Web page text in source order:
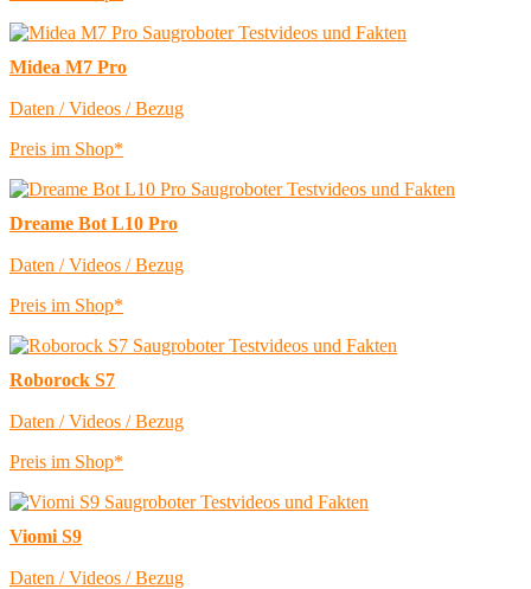
Midea M7 Pro
Daten / Videos / Bezug
Preis im Shop*
Dreame Bot L10 Pro
Daten / Videos / Bezug
Preis im Shop*
Roborock S7
Daten / Videos / Bezug
Preis im Shop*
Viomi S9
Daten / Videos / Bezug